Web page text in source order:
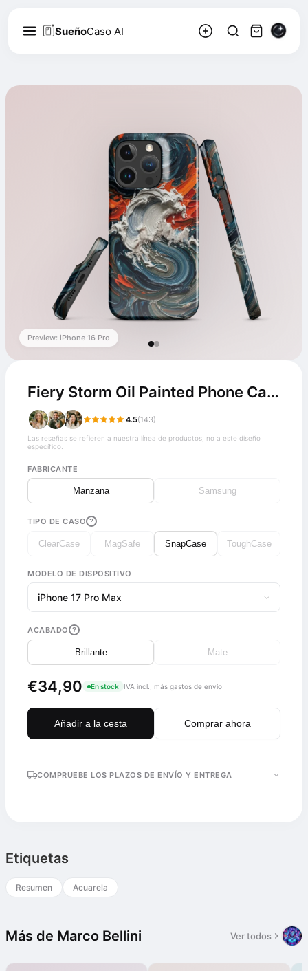
SueñoCaso AI
Preview: iPhone 16 Pro
Fiery Storm Oil Painted Phone Case
4.5(143)
Las reseñas se refieren a nuestra línea de productos, no a este diseño
específico.
FABRICANTE
Manzana Samsung
TIPO DE CASO ?
ClearCase MagSafe SnapCase ToughCase
MODELO DE DISPOSITIVO
iPhone 17 Pro Max
ACABADO ?
Brillante Mate
€34,90 En stock IVA incl., más gastos de envío
Añadir a la cesta Comprar ahora
COMPRUEBE LOS PLAZOS DE ENVÍO Y ENTREGA
Etiquetas
Resumen Acuarela
Más de Marco Bellini Ver todos